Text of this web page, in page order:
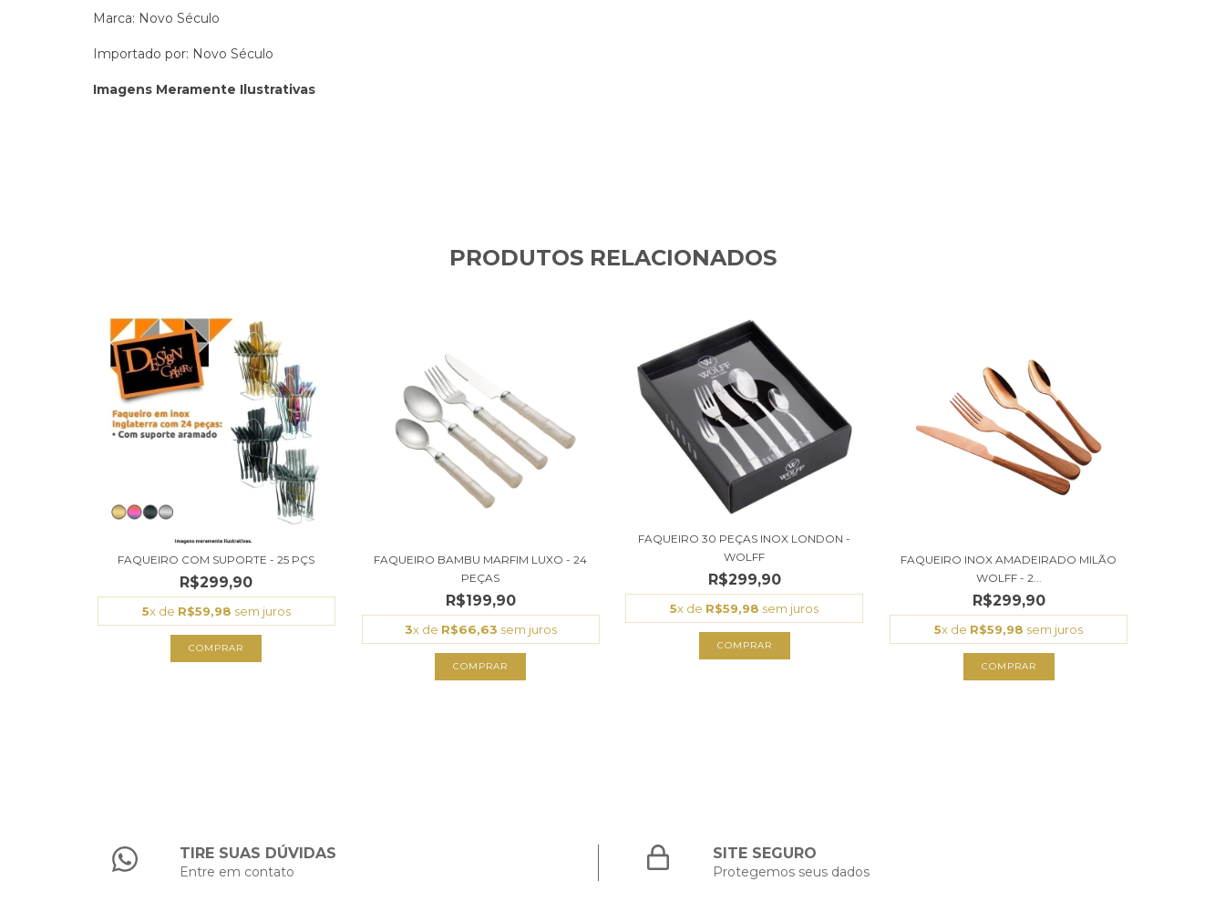
Marca: Novo Século
Importado por: Novo Século
Imagens Meramente Ilustrativas
PRODUTOS RELACIONADOS
FAQUEIRO COM SUPORTE - 25 PÇS
R$299,90
5x de R$59,98 sem juros
COMPRAR
FAQUEIRO BAMBU MARFIM LUXO - 24
PEÇAS
R$199,90
3x de R$66,63 sem juros
FAQUEIRO 30 PEÇAS INOX LONDON -
WOLFF
R$299,90
5x de R$59,98 sem juros
FAQUEIRO INOX AMADEIRADO MILÃO
WOLFF - 2...
R$299,90
5x de R$59,98 sem juros
COMPRAR
TIRE SUAS DÚVIDAS
Entre em contato
SITE SEGURO
Protegemos seus dados